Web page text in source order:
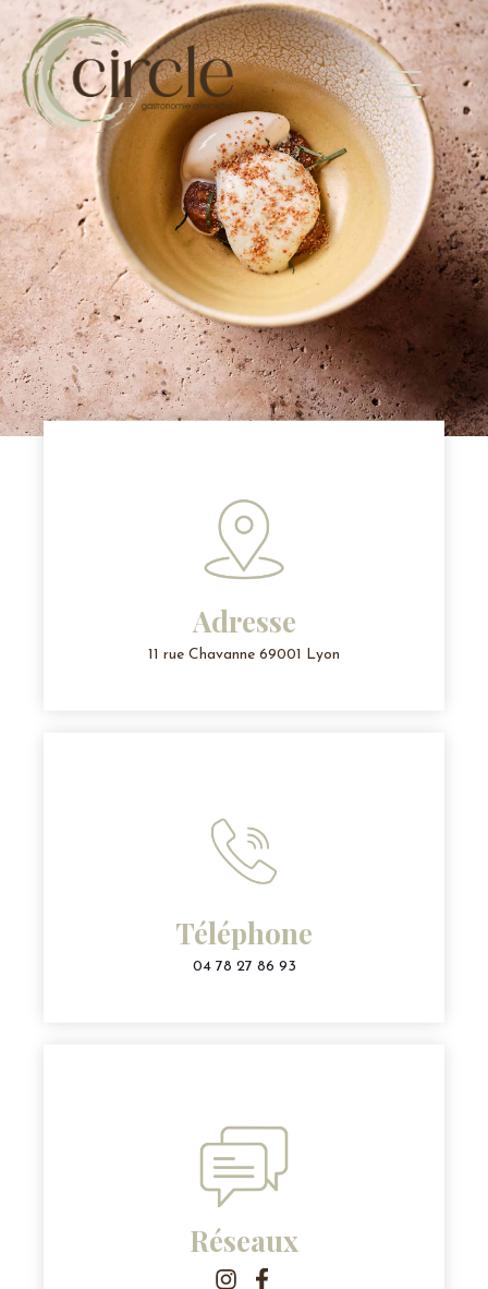
Adresse
11 rue Chavanne 69001 Lyon
Téléphone
04 78 27 86 93
Réseaux